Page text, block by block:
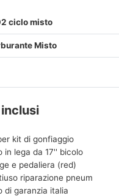
ciclo misto
Misto
kit di gonfiaggio
in lega da 17'' bicolo
e pedaliera (red)
riparazione pneum
di garanzia italia